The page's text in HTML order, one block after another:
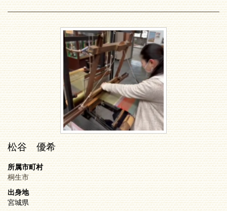
松谷 優希
所属市町村
桐生市
出身地
宮城県